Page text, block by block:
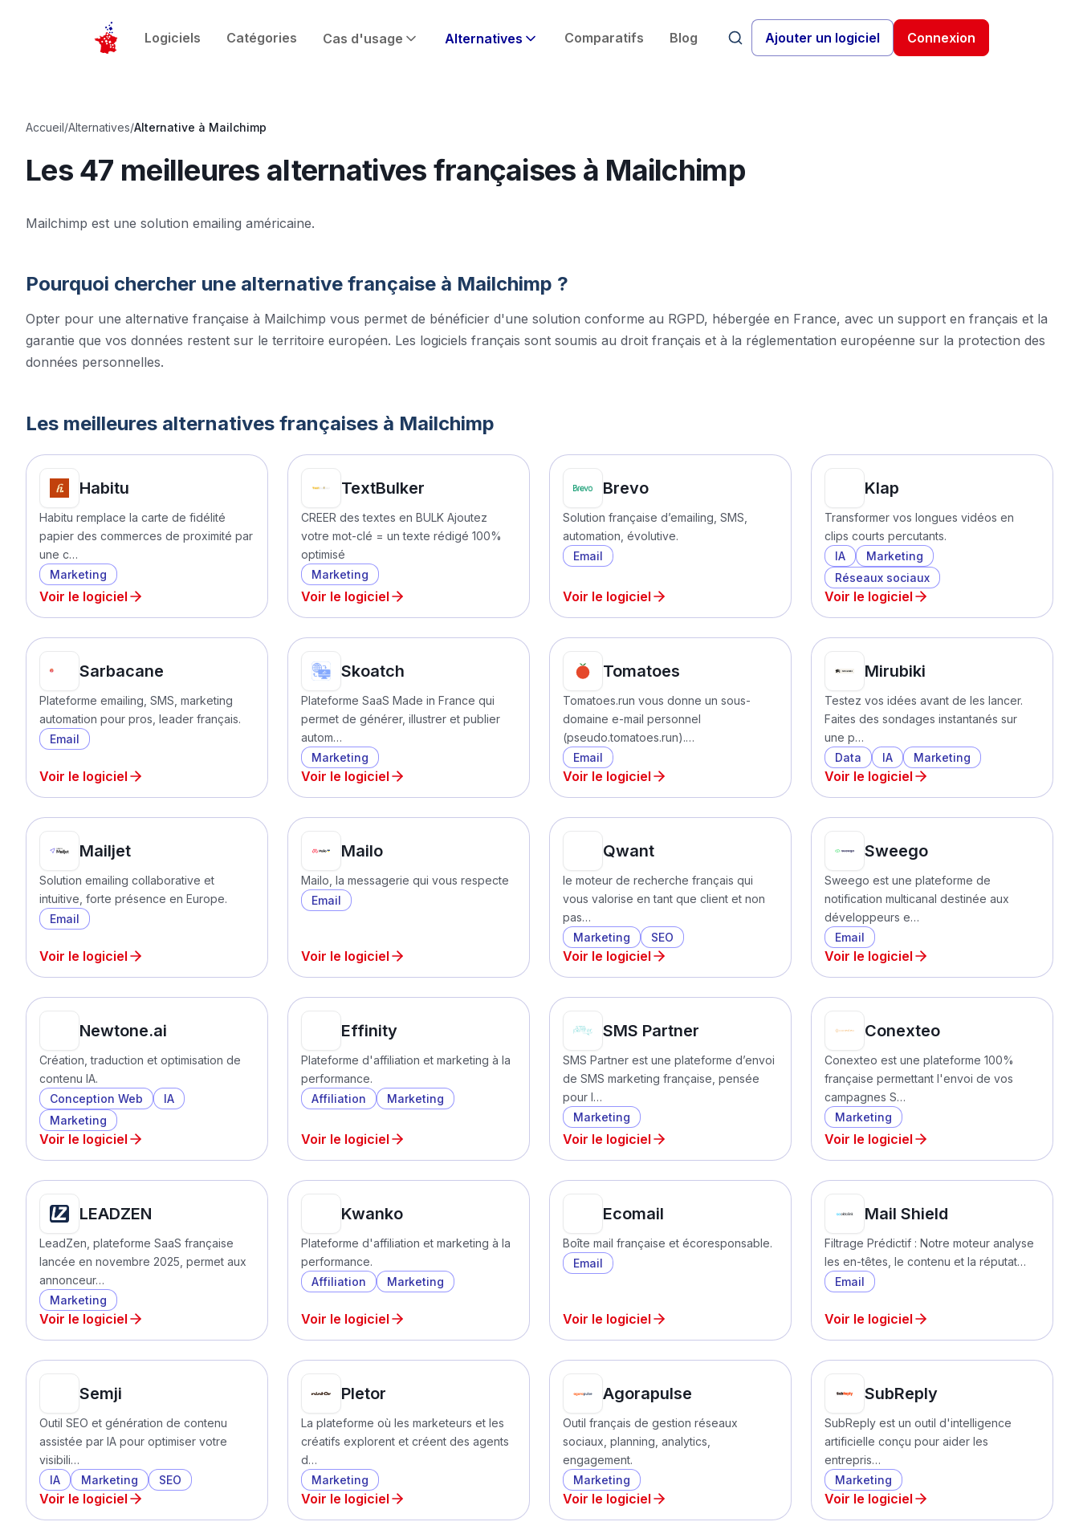
Logiciels Catégories Cas d'usage Alternatives Comparatifs Blog Ajouter un logiciel Connexion
Accueil/Alternatives/Alternative à Mailchimp
Les 47 meilleures alternatives françaises à Mailchimp
Mailchimp est une solution emailing américaine.
Pourquoi chercher une alternative française à Mailchimp ?
Opter pour une alternative française à Mailchimp vous permet de bénéficier d'une solution conforme au RGPD, hébergée en France, avec un support en français et la
garantie que vos données restent sur le territoire européen. Les logiciels français sont soumis au droit français et à la réglementation européenne sur la protection des
données personnelles.
Les meilleures alternatives françaises à Mailchimp
Habitu
Habitu remplace la carte de fidélité
papier des commerces de proximité par
une c…
Marketing
Voir le logiciel
TextBulker
CREER des textes en BULK Ajoutez
votre mot-clé = un texte rédigé 100%
optimisé
Marketing
Voir le logiciel
Brevo
Solution française d’emailing, SMS,
automation, évolutive.
Email
Voir le logiciel
Klap
Transformer vos longues vidéos en
clips courts percutants.
IA
Marketing
Réseaux sociaux
Voir le logiciel
Sarbacane
Plateforme emailing, SMS, marketing
automation pour pros, leader français.
Email
Voir le logiciel
Skoatch
Plateforme SaaS Made in France qui
permet de générer, illustrer et publier
autom…
Marketing
Voir le logiciel
Tomatoes
Tomatoes.run vous donne un sous-
domaine e-mail personnel
(pseudo.tomatoes.run).…
Email
Voir le logiciel
Mirubiki
Testez vos idées avant de les lancer.
Faites des sondages instantanés sur
une p…
Data
IA Marketing
Voir le logiciel
Mailjet
Solution emailing collaborative et
intuitive, forte présence en Europe.
Email
Voir le logiciel
Mailo
Mailo, la messagerie qui vous respecte
Email
Voir le logiciel
Qwant
le moteur de recherche français qui
vous valorise en tant que client et non
pas…
Marketing
SEO
Voir le logiciel
Sweego
Sweego est une plateforme de
notification multicanal destinée aux
développeurs e…
Email
Voir le logiciel
Newtone.ai
Création, traduction et optimisation de
contenu IA.
Conception Web
IA
Marketing
Voir le logiciel
Effinity
Plateforme d'affiliation et marketing à la
performance.
Affiliation
Marketing
Voir le logiciel
SMS Partner
SMS Partner est une plateforme d’envoi
de SMS marketing française, pensée
pour l…
Marketing
Voir le logiciel
Conexteo
Conexteo est une plateforme 100%
française permettant l'envoi de vos
campagnes S…
Marketing
Voir le logiciel
LEADZEN
LeadZen, plateforme SaaS française
lancée en novembre 2025, permet aux
annonceur…
Marketing
Voir le logiciel
Kwanko
Plateforme d'affiliation et marketing à la
performance.
Affiliation
Marketing
Voir le logiciel
Ecomail
Boîte mail française et écoresponsable.
Email
Voir le logiciel
Mail Shield
Filtrage Prédictif : Notre moteur analyse
les en-têtes, le contenu et la réputat…
Email
Voir le logiciel
Semji
Outil SEO et génération de contenu
assistée par IA pour optimiser votre
visibili…
IA
Marketing SEO
Voir le logiciel
Pletor
La plateforme où les marketeurs et les
créatifs explorent et créent des agents
d…
Marketing
Voir le logiciel
Agorapulse
Outil français de gestion réseaux
sociaux, planning, analytics,
engagement.
Marketing
Voir le logiciel
SubReply
SubReply est un outil d'intelligence
artificielle conçu pour aider les
entrepris…
Marketing
Voir le logiciel